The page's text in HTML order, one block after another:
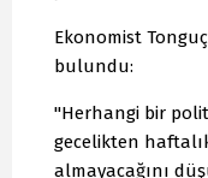
Ekonomist
bulundu:
"Herhangi bir
gecelikten
almayacağını